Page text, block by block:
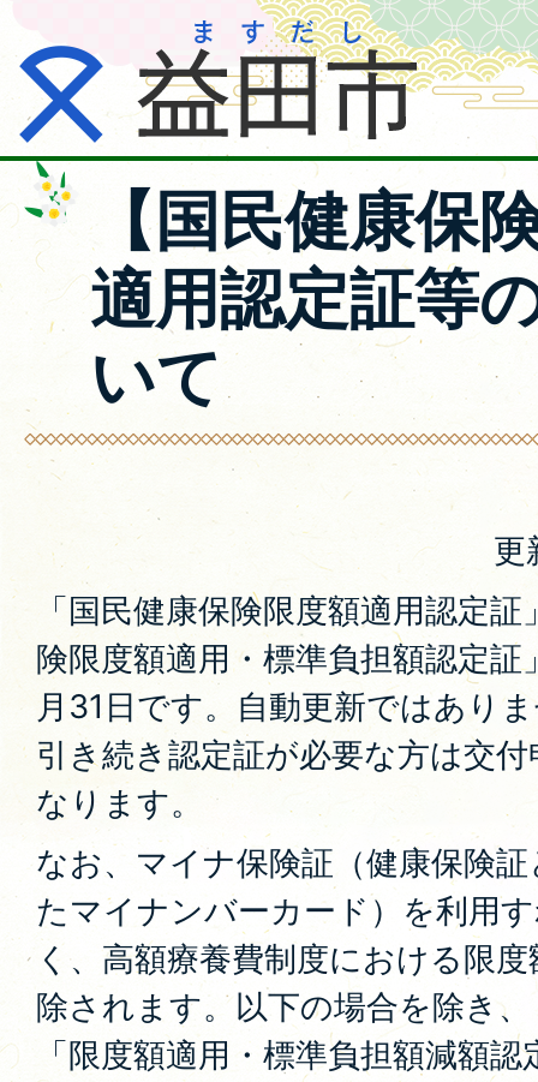
【国民健康保
適用認定証等
いて
更
「国民健康保険限度額適用認定
険限度額適用・標準負担額認定
月31日です。自動更新ではあり
引き続き認定証が必要な方は交
なります。
なお、マイナ保険証（健康保険
たマイナンバーカード）を利用
く、高額療養費制度における限
除されます。以下の場合を除き
「限度額適用・標準負担額減額